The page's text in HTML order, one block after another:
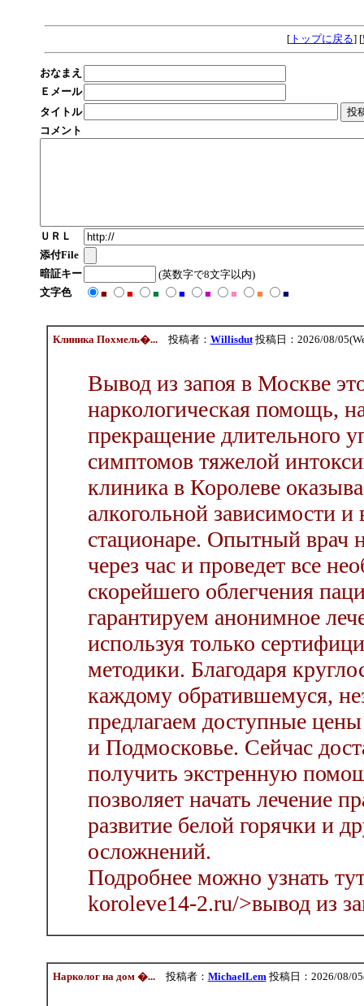
[トップに戻る] [
おなまえ
Ｅメール
タイトル
コメント
ＵＲＬ
添付File
暗証キー
(英数字で8文字以内)
文字色
■ ■ ■ ■ ■ ■ ■ ■
Клиника Похмель�...投稿者： Willisdut投稿日：2026/08/
Вывод из запоя в Москве
наркологическая помощь,
прекращение длительного
симптомов тяжелой
клиника в Королеве
алкогольной зависимости
стационаре. Опытный врач
через час и проведет все
скорейшего облегчения
гарантируем анонимное
используя только
методики. Благодаря
каждому обратившемуся,
предлагаем доступные
и Подмосковье. Сейчас
получить экстренную
позволяет начать лечение
развитие белой горячки и
осложнений.
Подробнее можно узнать
koroleve14-2.ru/>вывод из
Нарколог на дом �...投稿者： MichaelLem 投稿日：2026/08/